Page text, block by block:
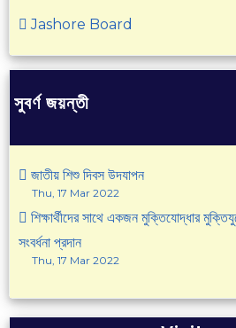
Jashore Board
সুবর্ণ জয়ন্তী
জাতীয় শিশু দিবস উদযাপন
Thu, 17 Mar 2022
শিক্ষার্থীদের সাথে একজন মুক্তিযোদ্ধার
সংবর্ধনা প্রদান
Thu, 17 Mar 2022